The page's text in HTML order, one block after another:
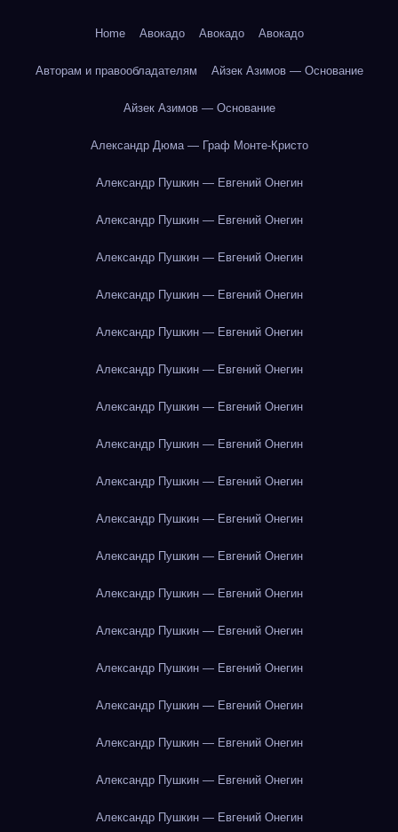
Home Авокадо Авокадо Авокадо
Авторам и правообладателям Айзек Азимов — Основание
Айзек Азимов — Основание
Александр Дюма — Граф Монте-Кристо
Александр Пушкин — Евгений Онегин
Александр Пушкин — Евгений Онегин
Александр Пушкин — Евгений Онегин
Александр Пушкин — Евгений Онегин
Александр Пушкин — Евгений Онегин
Александр Пушкин — Евгений Онегин
Александр Пушкин — Евгений Онегин
Александр Пушкин — Евгений Онегин
Александр Пушкин — Евгений Онегин
Александр Пушкин — Евгений Онегин
Александр Пушкин — Евгений Онегин
Александр Пушкин — Евгений Онегин
Александр Пушкин — Евгений Онегин
Александр Пушкин — Евгений Онегин
Александр Пушкин — Евгений Онегин
Александр Пушкин — Евгений Онегин
Александр Пушкин — Евгений Онегин
Александр Пушкин — Евгений Онегин